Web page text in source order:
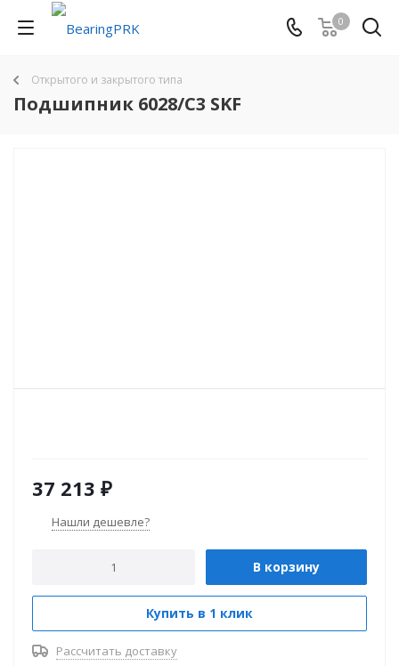
0
Открытого и закрытого типа
Подшипник 6028/C3 SKF
37 213 ₽
Нашли дешевле?
В корзину
Купить в 1 клик
Рассчитать доставку